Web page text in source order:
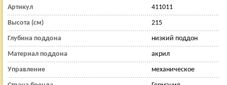
Артикул 411011
Высота (см) 215
Глубина поддона низкий поддон
Материал поддона акрил
Управление механическое